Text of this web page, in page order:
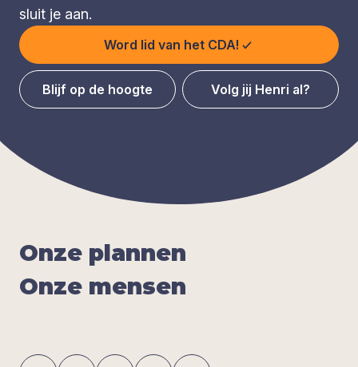
sluit je aan.
Word lid van het CDA!
Blijf op de hoogte Volg jij Henri al?
Onze plan­nen
Onze men­sen